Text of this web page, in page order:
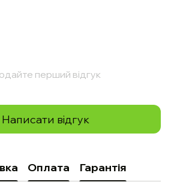
перший відгук
Написати відгук
Оплата Гарантія